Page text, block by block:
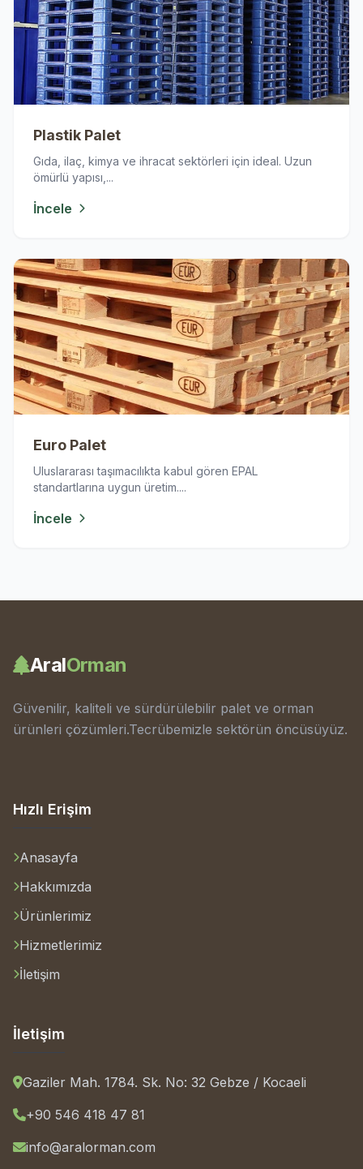
Plastik Palet
Gıda, ilaç, kimya ve ihracat sektörleri için ideal. Uzun
ömürlü yapısı,...
İncele
Euro Palet
Uluslararası taşımacılıkta kabul gören EPAL
standartlarına uygun üretim....
İncele
AralOrman
Güvenilir, kaliteli ve sürdürülebilir palet ve orman
ürünleri çözümleri.Tecrübemizle sektörün öncüsüyüz.
Hızlı Erişim
Anasayfa
Hakkımızda
Ürünlerimiz
Hizmetlerimiz
İletişim
İletişim
Gaziler Mah. 1784. Sk. No: 32 Gebze / Kocaeli
+90 546 418 47 81
info@aralorman.com